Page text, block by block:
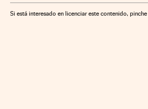
Si está interesado en licenciar este contenido, pinche